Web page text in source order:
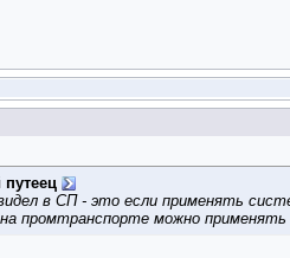
в СП - это если применять
промтранспорте можно применять